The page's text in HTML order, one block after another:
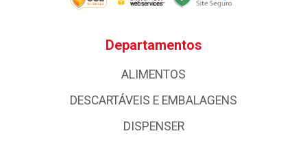
Departamentos
ALIMENTOS
DESCARTÁVEIS E EMBALAGENS
DISPENSER